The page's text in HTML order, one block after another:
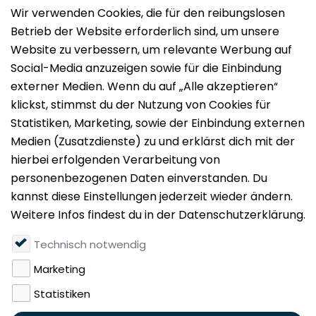
Impressum
Datenschutz
Nutzungsbedingungen
Mieten
Vermieten
Über uns
Presse
Geldwäschegesetz